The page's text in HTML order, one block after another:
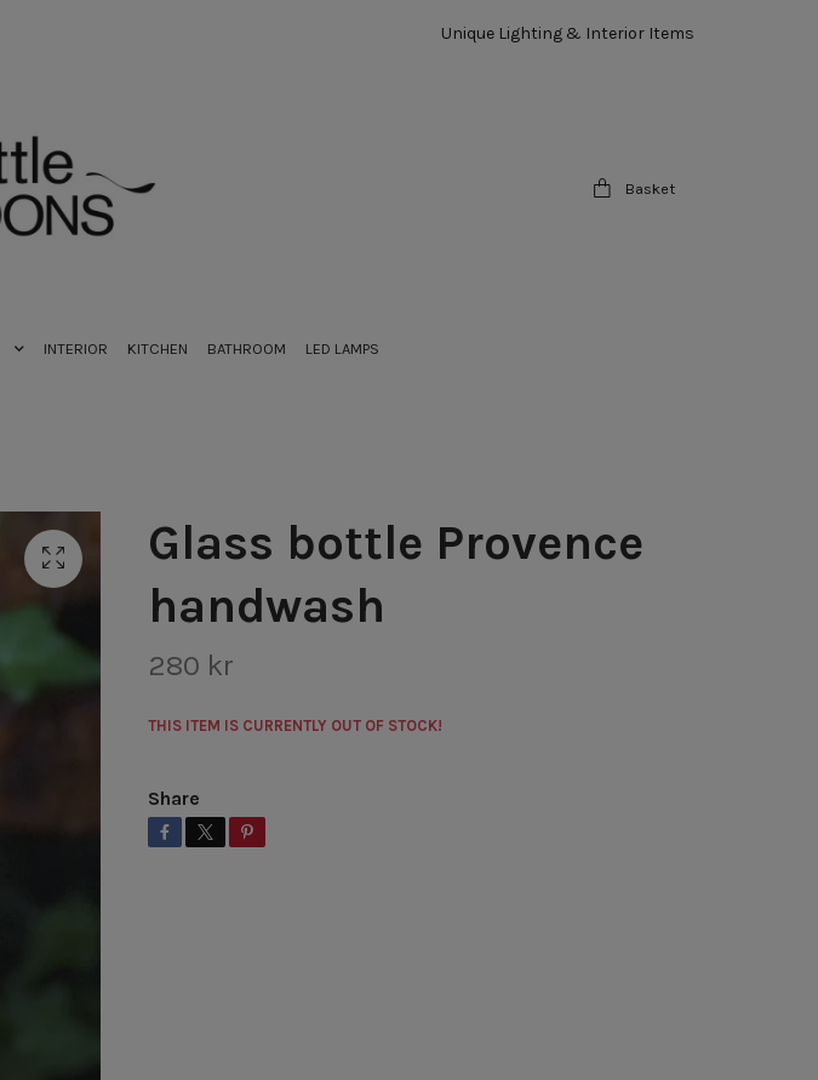
Unique Lighting & Interior Items
Basket
INTERIOR KITCHEN BATHROOM LED LAMPS
Glass bottle Provence
handwash
280 kr
THIS ITEM IS CURRENTLY OUT OF STOCK!
Share